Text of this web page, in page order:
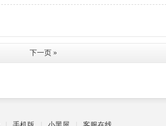
下一页 »